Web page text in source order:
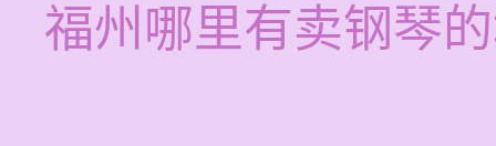
福州哪里有卖钢琴